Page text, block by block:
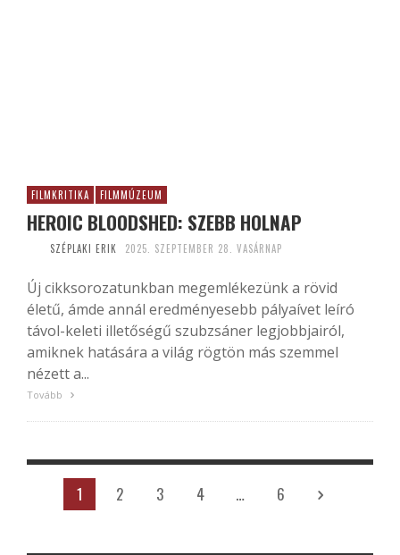
FILMKRITIKA FILMMÚZEUM
HEROIC BLOODSHED: SZEBB HOLNAP
SZÉPLAKI ERIK 2025. SZEPTEMBER 28. VASÁRNAP
Új cikksorozatunkban megemlékezünk a rövid
életű, ámde annál eredményesebb pályaívet leíró
távol-keleti illetőségű szubzsáner legjobbjairól,
amiknek hatására a világ rögtön más szemmel
nézett a...
Tovább
1 2 3 4 … 6